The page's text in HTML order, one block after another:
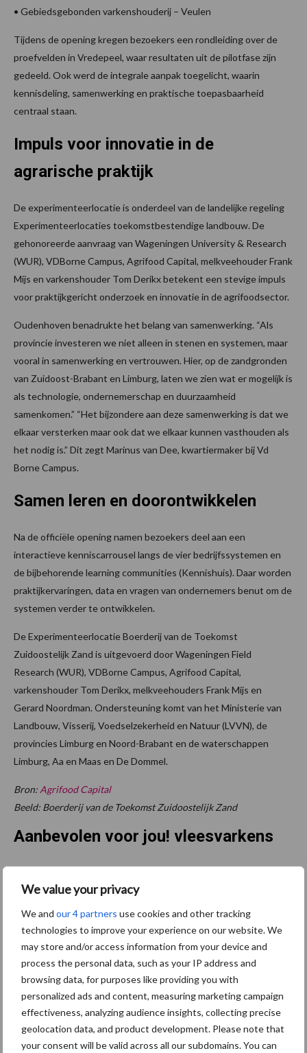
We value your privacy
We and our 4 partners use cookies and other tracking
technologies to improve your experience on our website. We
may store and/or access information from your device and
process the personal data, such as your IP address and
browsing data, for purposes like providing you with
personalized ads and content, measuring marketing campaign
effectiveness, analyzing audience insights, collecting precise
geolocation data, and product development. Please note that
your consent will be valid across all our subdomains. You can
• Gebiedsgebonden varkenshouderij – Veulen
Tijdens de opening kregen bezoekers een rondleiding over de
proefvelden in Vredepeel, waar resultaten uit de pilotfase zijn
gedeeld. Ook werd de integrale aanpak toegelicht, waarin
kennisdeling, samenwerking en praktische toepasbaarheid
centraal staan.
Impuls voor innovatie in de
agrarische praktijk
De experimenteerlocatie is onderdeel van de landelijke regeling
Experimenteerlocaties toekomstbestendige landbouw. De
gehonoreerde aanvraag van Wageningen University & Research
(WUR), VDBorne Campus, Agrifood Capital, melkveehouder Frank
Mijs en varkenshouder Tom Derikx betekent een stevige impuls
voor praktijkgericht onderzoek en innovatie in de agrifoodsector.
Oudenhoven benadrukte het belang van samenwerking. “Als
provincie investeren we niet alleen in stenen en systemen, maar
vooral in samenwerking en vertrouwen. Hier, op de zandgronden
van Zuidoost-Brabant en Limburg, laten we zien wat er mogelijk is
als technologie, ondernemerschap en duurzaamheid
samenkomen.” “Het bijzondere aan deze samenwerking is dat we
elkaar versterken maar ook dat we elkaar kunnen vasthouden als
het nodig is.” Dit zegt Marinus van Dee, kwartiermaker bij Vd
Borne Campus.
Samen leren en doorontwikkelen
Na de officiële opening namen bezoekers deel aan een
interactieve kenniscarrousel langs de vier bedrijfssystemen en
de bijbehorende learning communities (Kennishuis). Daar worden
praktijkervaringen, data en vragen van ondernemers benut om de
systemen verder te ontwikkelen.
De Experimenteerlocatie Boerderij van de Toekomst
Zuidoostelijk Zand is uitgevoerd door Wageningen Field
Research (WUR), VDBorne Campus, Agrifood Capital,
varkenshouder Tom Derikx, melkveehouders Frank Mijs en
Gerard Noordman. Ondersteuning komt van het Ministerie van
Landbouw, Visserij, Voedselzekerheid en Natuur (LVVN), de
provincies Limburg en Noord-Brabant en de waterschappen
Limburg, Aa en Maas en De Dommel.
Bron: Agrifood Capital
Beeld: Boerderij van de Toekomst Zuidoostelijk Zand
Aanbevolen voor jou! vleesvarkens
vleesvarkensbedrijven
verslechterde verder in het
Brazilië vestigt exportrecord
voor varkensvlees in mei